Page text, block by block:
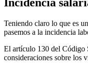
Incidencia
Teniendo claro lo que es
pasemos a la incidencia
El artículo 130 del Código
consideraciones sobre los